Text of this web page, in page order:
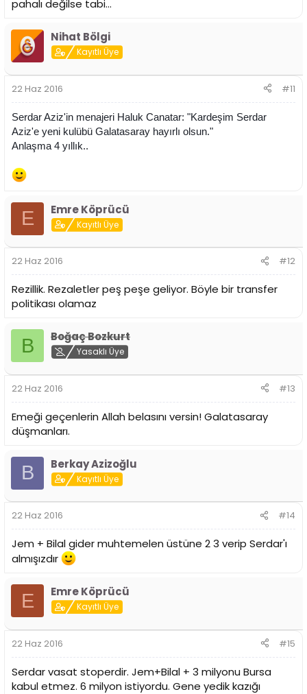
pahalı değilse tabi...
Nihat Bölgi
Kayıtlı Üye
22 Haz 2016 #11
Serdar Aziz'in menajeri Haluk Canatar: "Kardeşim Serdar
Aziz'e yeni kulübü Galatasaray hayırlı olsun."
Anlaşma 4 yıllık..
E Emre Köprücü
Kayıtlı Üye
22 Haz 2016 #12
Rezillik. Rezaletler peş peşe geliyor. Böyle bir transfer
politikası olamaz
B Boğaç Bozkurt
Yasaklı Üye
22 Haz 2016 #13
Emeği geçenlerin Allah belasını versin! Galatasaray
düşmanları.
B Berkay Azizoğlu
Kayıtlı Üye
22 Haz 2016 #14
Jem + Bilal gider muhtemelen üstüne 2 3 verip Serdar'ı
almışızdır
E Emre Köprücü
Kayıtlı Üye
22 Haz 2016 #15
Serdar vasat stoperdir. Jem+Bilal + 3 milyonu Bursa
kabul etmez. 6 milyon istiyordu. Gene yedik kazığı